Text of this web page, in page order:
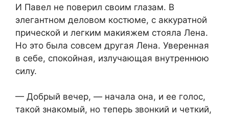
И Павел не поверил своим глазам. В
элегантном деловом костюме, с аккуратной
прической и легким макияжем стояла Лена.
Но это была совсем другая Лена. Уверенная
в себе, спокойная, излучающая внутреннюю
силу.
— Добрый вечер, — начала она, и ее голос,
такой знакомый, но теперь звонкий и четкий,